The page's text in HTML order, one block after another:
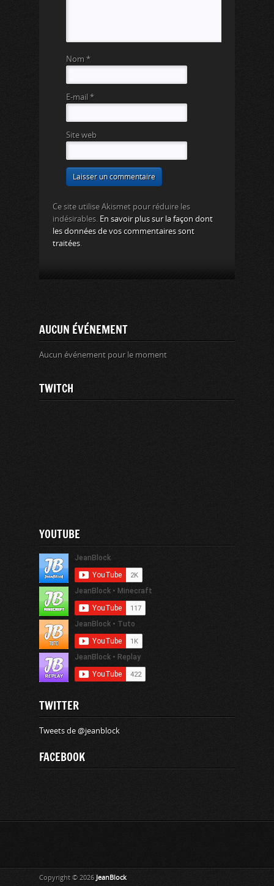
Nom *
E-mail *
Site web
Ce site utilise Akismet pour réduire les
indésirables. En savoir plus sur la façon dont
les données de vos commentaires sont
traitées
AUCUN ÉVÉNEMENT
Aucun événement pour le moment
TWITCH
YOUTUBE
TWITTER
Tweets de @jeanblock
FACEBOOK
Copyright © 2026 JeanBlock